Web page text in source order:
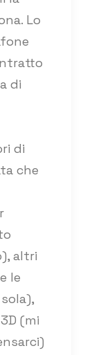
Lo
di
di
che
altri
le
(mi